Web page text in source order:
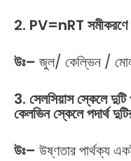
2. PV=nRT
উঃ– জুল/ কেল্ভিন /
3. সেলসিয়াস স্কেলে দুটি
কেলভিন স্কেলে পদার্থ
উঃ– উষ্ণতার পার্থক্য